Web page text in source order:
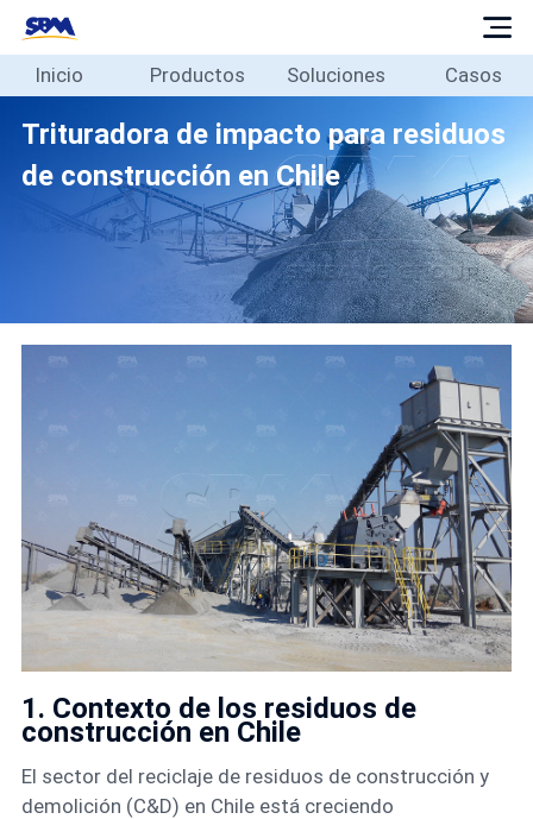
Inicio
Productos
Soluciones
Contacto
Español
Inicio Productos Soluciones Casos
Trituradora de impacto para residuos
de construcción en Chile
1. Contexto de los residuos de
construcción en Chile
El sector del reciclaje de residuos de construcción y
demolición (C&D) en Chile está creciendo